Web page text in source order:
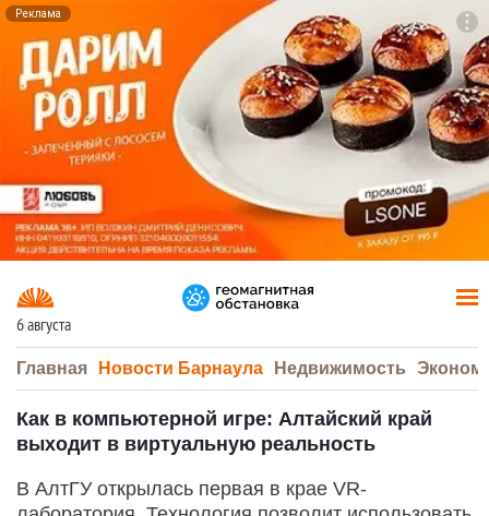
Реклама
6 августа
Главная Новости Барнаула Недвижимость
Как в компьютерной игре: Алтайский край
выходит в виртуальную реальность
В АлтГУ открылась первая в крае VR-